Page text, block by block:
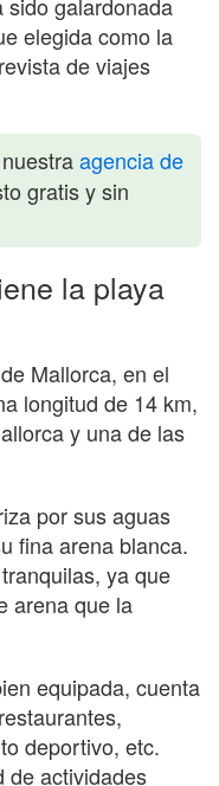
elegida como la
de viajes
agencia de
gratis y sin
la playa
Mallorca, en el
longitud de 14 km,
y una de las
por sus aguas
fina arena blanca.
ya que
arena que la
equipada, cuenta
deportivo, etc.
de actividades